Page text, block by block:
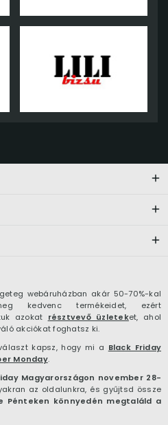
webáruházban akár 50-70%-kal
kedvenc termékeidet, ezért
azokat résztvevő üzleteket, ahol
akciókat foghatsz ki.
kapsz, hogy mi a Black Friday
Monday.
Magyarországon november 28-
az oldalunkra, és gyűjtsd össze
Pénteken könnyedén megtaláld a